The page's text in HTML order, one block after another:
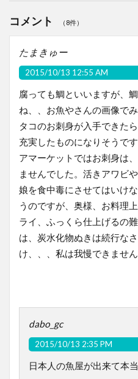
コメント （8件）
たまきゅー
2015/10/13 12:55 AM
腐っても鯛といいますが、
ね、、お魚やさんの画像で
タコのお刺身が入手できた
充実したものになりそうで
アマーケットではお刺身は
ませんでした。活きアワビ
娘を食中毒にさせてはいけ
うのですが、奥様、お料理
ライ、ふっくら仕上げるの
は、炭水化物ぬきは続行な
け、、、私は我慢できません
dabo_gc
2015/10/13 2:35 PM
日本人の魚屋が出来て本